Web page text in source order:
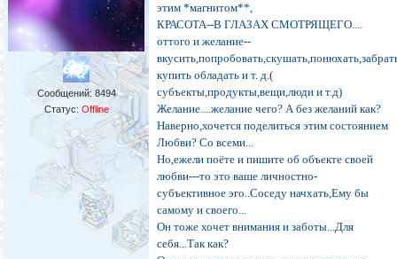
Сообщений: 8494
Статус: Offline
этим *магнитом**,
КРАСОТА--В ГЛАЗАХ СМОТРЯЩЕГО....
оттого и желание--
купить обладать и т. д.(
субъекты,продукты,вещи,люди и т.д)
Желание....желание чего? А без желаний как?
Наверно,хочется поделиться этим состоянием
Любви? Со всеми...
Но,ежели поёте и пишите об объекте своей
любви---то это ваше личностно-
субъективное эго..Соседу начхать,Ему бы
самому и своего...
Он тоже хочет внимания и заботы...Для
себя...Так как?